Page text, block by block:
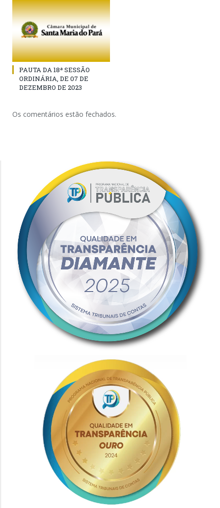
PAUTA DA 18ª SESSÃO
ORDINÁRIA, DE 07 DE
DEZEMBRO DE 2023
Os comentários estão fechados.